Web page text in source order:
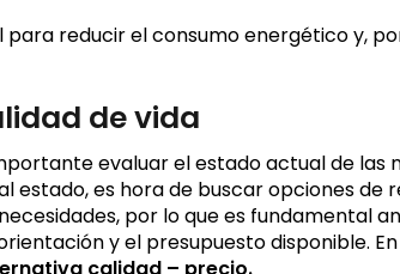
reducir el consumo energético y,
de vida
evaluar el estado actual de las
es hora de buscar opciones de
por lo que es fundamental
y el presupuesto disponible. En